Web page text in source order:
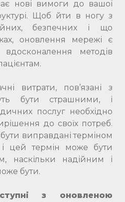
нові вимоги до вашої
Щоб йти в ногу з
безпечних і що
оновлення мережі є
методів
витрати, пов’язані з
бути страшними, і
послуг необхідно
до своїх потреб.
виправдані терміном
цей термін може бути
наскільки надійним і
бути.
з оновленою